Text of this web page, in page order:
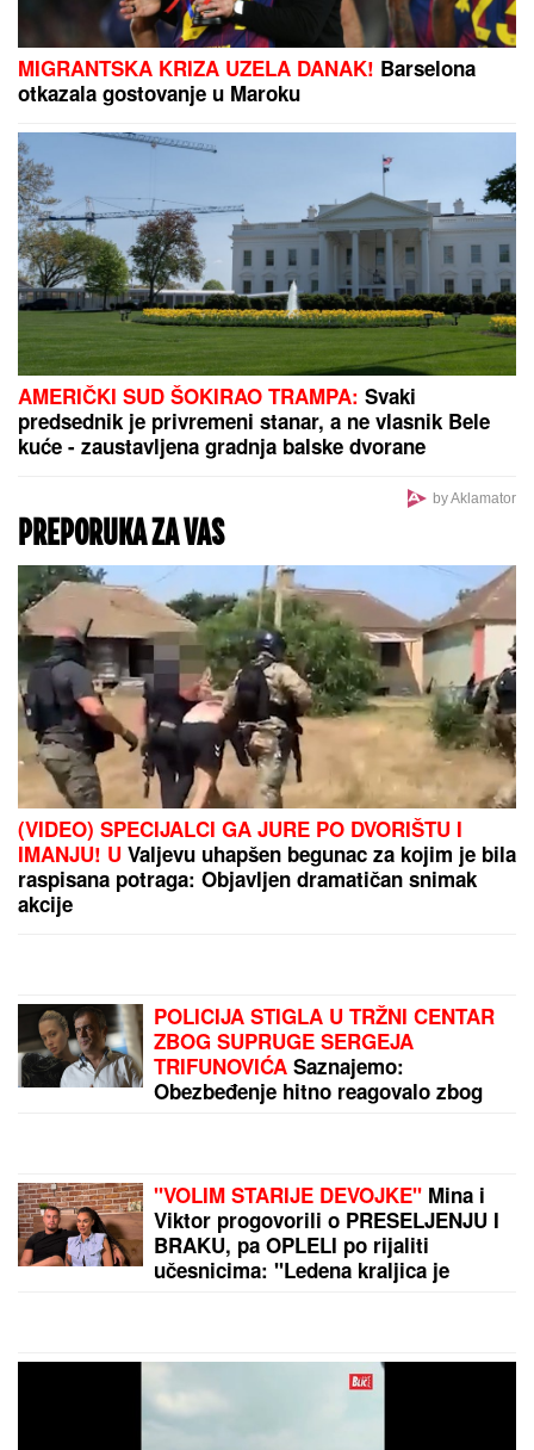
Slavlje u domu Davida Dragojevića: Život im se
promenio potpuno! (FOTO)
Vic dana: Pije Mujo pivo za šankom
u pivnici posle radnog vremena...
Hasan Dudić pre Zlate voleo Ljiljanu
iz Sarajeva, a onda usledila VELIKA
TRAGEDIJA: Nije mogao ni da
"Specijalan pozdrav za Slobu Vasića, Minu Kostić i
celo F odeljenje u Lazi" Vuk Mob opet šokira
izjavom!
MIGRANTSKA KRIZA UZELA DANAK!Barselona
AMERIČKI SUD ŠOKIRAO TRAMPA: